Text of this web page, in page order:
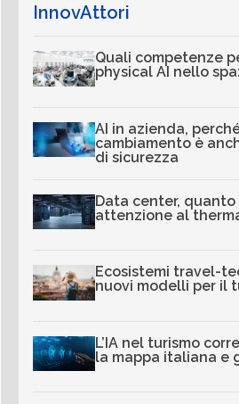
InnovAttori
Quali competenze
physical AI nello
AI in azienda,
cambiamento è
di sicurezza
Data center, quanto
attenzione al
Ecosistemi travel-
nuovi modelli per il
L’IA nel turismo
la mappa italiana e